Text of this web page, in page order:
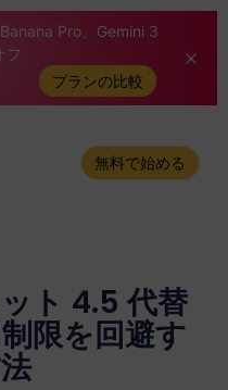
Pro、Gemini 3
フ
プランの比較
無料で始める
ト 4.5 代替
限を回避す